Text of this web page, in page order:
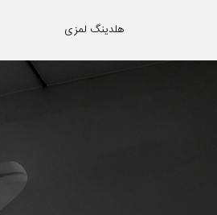
هلدینگ لمزی